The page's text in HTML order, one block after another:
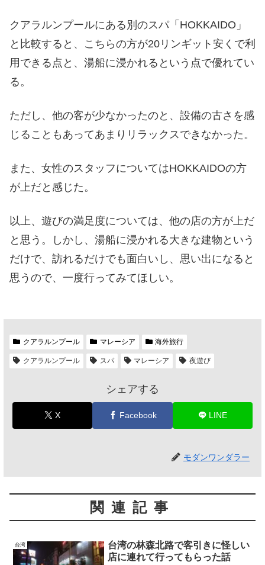
クアラルンプールにある別のスパ「HOKKAIDO」
と比較すると、こちらの方が20リンギット安くで利
用できる点と、湯船に浸かれるという点で優れてい
る。
ただし、他の客が少なかったのと、設備の古さを感
じることもあってあまりリラックスできなかった。
また、女性のスタッフについてはHOKKAIDOの方
が上だと感じた。
以上、遊びの満足度については、他の店の方が上だ
と思う。しかし、湯船に浸かれる大きな建物という
だけで、訪れるだけでも面白いし、思い出になると
思うので、一度行ってみてほしい。
クアラルンプール マレーシア 海外旅行
クアラルンプール スパ マレーシア 夜遊び
シェアする
X Facebook LINE
モダンワンダラー
関連記事
台湾
台湾の林森北路で客引きに怪しい
店に連れて行ってもらった話